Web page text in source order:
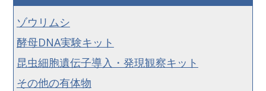
ゾウリムシ
酵母DNA実験キット
昆虫細胞遺伝子導入・発現観察キット
その他の有体物